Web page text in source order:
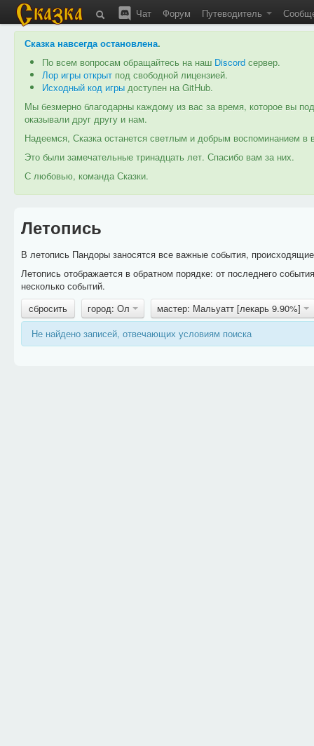
Чат Форум Путеводитель
Сказка навсегда остановлена.
По всем вопросам обращайтесь на наш Discord сервер.
Лор игры открыт под свободной лицензией.
Исходный код игры доступен на GitHub.
Мы безмерно благодарны каждому из вас за время, которое вы
оказывали друг другу и нам.
Надеемся, Сказка останется светлым и добрым воспоминанием
Это были замечательные тринадцать лет. Спасибо вам за них.
С любовью, команда Сказки.
Летопись
В летопись Пандоры заносятся все важные события,
Летопись отображается в обратном порядке: от последнего
несколько событий.
сбросить
город: Ол
мастер: Мальуатт [лекарь 9.90%]
Не найдено записей, отвечающих условиям поиска